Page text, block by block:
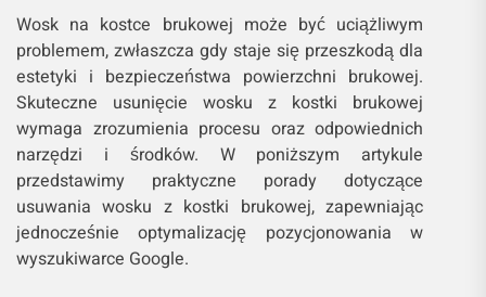
Wosk na kostce brukowej może być uciążliwym
problemem, zwłaszcza gdy staje się przeszkodą dla
estetyki i bezpieczeństwa powierzchni brukowej.
Skuteczne usunięcie wosku z kostki brukowej
wymaga zrozumienia procesu oraz odpowiednich
narzędzi i środków. W poniższym artykule
przedstawimy praktyczne porady dotyczące
usuwania wosku z kostki brukowej, zapewniając
jednocześnie optymalizację pozycjonowania w
wyszukiwarce Google.